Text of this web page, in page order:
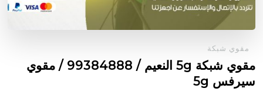
مقوي شبكة
مقوي شبكة 5g النعيم / 99384888 / مقوي
سيرفس 5g